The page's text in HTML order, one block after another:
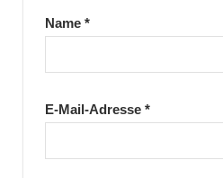
Name *
E-Mail-Adresse *